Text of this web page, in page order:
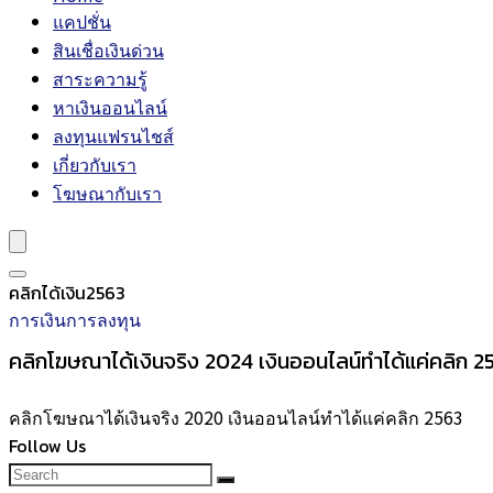
แคปชั่น
สินเชื่อเงินด่วน
สาระความรู้
หาเงินออนไลน์
ลงทุนแฟรนไชส์
เกี่ยวกับเรา
โฆษณากับเรา
คลิกได้เงิน2563
การเงินการลงทุน
คลิกโฆษณาได้เงินจริง 2024 เงินออนไลน์ทำได้แค่คลิก
คลิกโฆษณาได้เงินจริง 2020 เงินออนไลน์ทำได้แค่คลิก 2563
Follow Us